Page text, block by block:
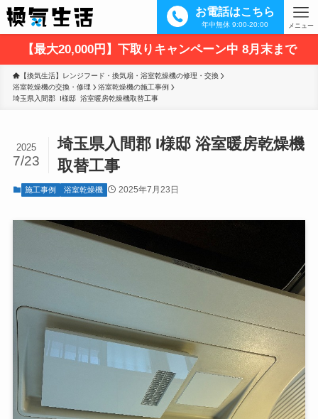
お電話はこちら
年中無休 9:00-20:00 メニュー
【最大20,000円】下取りキャンペーン中 8月末まで
【換気生活】レンジフード・換気扇・浴室乾燥機の修理・交換
浴室乾燥機の交換・修理
浴室乾燥機の施工事例
埼玉県入間郡  I様邸  浴室暖房乾燥機取替工事
埼玉県入間郡 I様邸 浴室暖房乾燥機
取替工事
2025
7/23
施工事例 浴室乾燥機 2025年7月23日